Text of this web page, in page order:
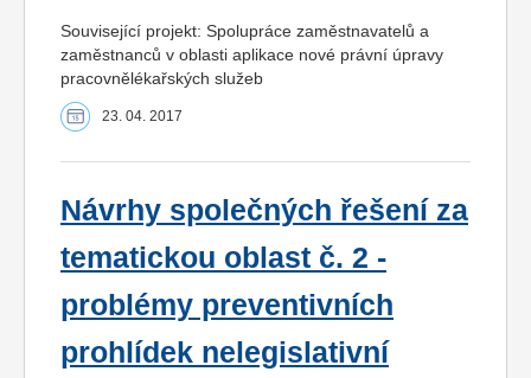
Související projekt: Spolupráce zaměstnavatelů a
zaměstnanců v oblasti aplikace nové právní úpravy
pracovnělékařských služeb
23. 04. 2017
Návrhy společných řešení za
tematickou oblast č. 2 -
problémy preventivních
prohlídek nelegislativní